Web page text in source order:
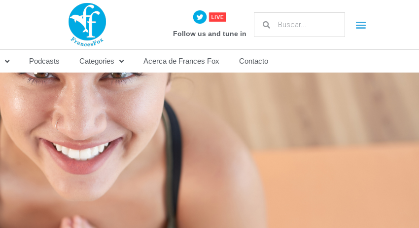
Follow us and tune in
Podcasts Categories Acerca de Frances Fox Contacto